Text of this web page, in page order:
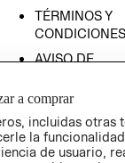
TÉRMINOS Y
CONDICIONES
AVISO DE
GIFT CARD
AVISO DE
COOKIES
a comprar
incluidas otras
la
de usuario,